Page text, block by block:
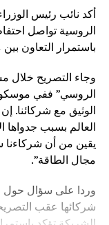
أكد نائب رئيس
الروسية تواصل
باستمرار التعاون
وجاء التصريح خلال
الروسي” ففي
الوثيق مع شركائنا.
العالم بسبب جدواها
يقين من أن شركاءنا
مجال الطاقة”.
وردا على سؤال حول
شركائها عقب